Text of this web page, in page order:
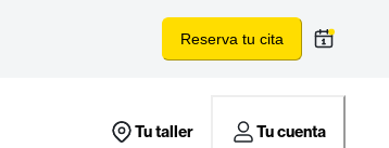
Reserva tu cita
Tu taller Tu cuenta